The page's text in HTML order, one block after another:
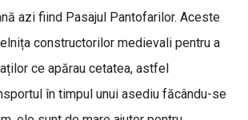
azi fiind Pasajul Pantofarilor. Aceste
constructorilor medievali pentru a
ce apărau cetatea, astfel
în timpul unui asediu făcându-se